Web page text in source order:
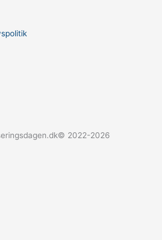
2022-2026